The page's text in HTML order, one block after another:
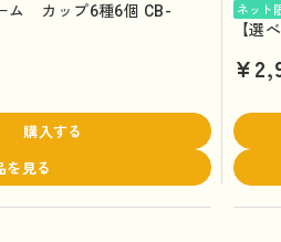
ム カップ6種6個 CB-
購入する
を見る
ネット
【選